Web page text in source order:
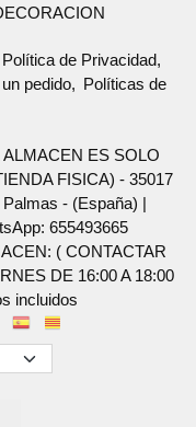
Política de Privacidad
pedido
Políticas de
ES SOLO
FISICA) - 35017
- (España) |
655493665
( CONTACTAR
DE 16:00 A 18:00
incluidos